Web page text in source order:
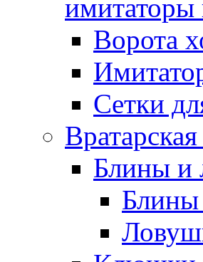
имитаторы
Ворота
Сетки
Блины и
Блины